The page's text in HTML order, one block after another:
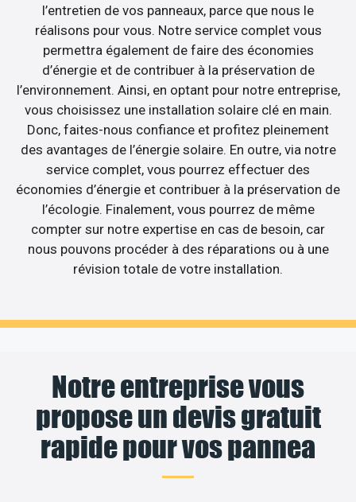
l’entretien de vos panneaux, parce que nous le
réalisons pour vous. Notre service complet vous
permettra également de faire des économies
d’énergie et de contribuer à la préservation de
l’environnement. Ainsi, en optant pour notre entreprise,
vous choisissez une installation solaire clé en main.
Donc, faites-nous confiance et profitez pleinement
des avantages de l’énergie solaire. En outre, via notre
service complet, vous pourrez effectuer des
économies d’énergie et contribuer à la préservation de
l’écologie. Finalement, vous pourrez de même
compter sur notre expertise en cas de besoin, car
nous pouvons procéder à des réparations ou à une
révision totale de votre installation.
Notre entreprise vous
propose un devis gratuit
rapide pour vos pannea